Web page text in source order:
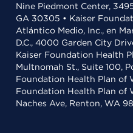
Nine Piedmont Center,
GA 30305 • Kaiser
Atlántico Medio, Inc., en
D.C., 4000 Garden City
Kaiser Foundation Health
Multnomah St., Suite 100,
Foundation Health Plan of
Foundation Health Plan of
Naches Ave, Renton, WA